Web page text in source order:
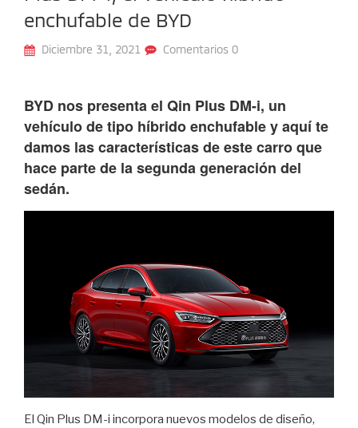
enchufable de BYD
Diciembre 31, 2021 Comentarios 0
BYD nos presenta el Qin Plus DM-i, un
vehículo de tipo híbrido enchufable y aquí te
damos las características de este carro que
hace parte de la segunda generación del
sedán.
El Qin Plus DM-i incorpora nuevos modelos de diseño,